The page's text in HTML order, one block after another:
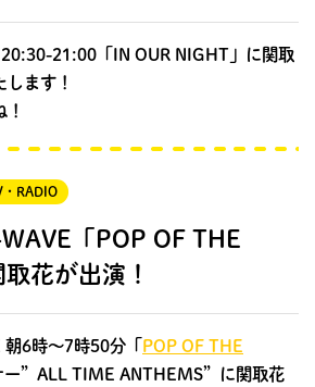
20:30-21:00「IN OUR NIGHT」に関取
ます！
RADIO
「POP OF THE
花が出演！
6時〜7時50分「POP OF THE
ー”ALL TIME ANTHEMS”に関取花